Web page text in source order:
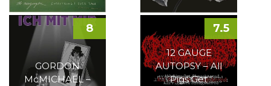
GORDON
McMICHAEL –
8
12 GAUGE
AUTOPSY – All
Pigs Get
7.5